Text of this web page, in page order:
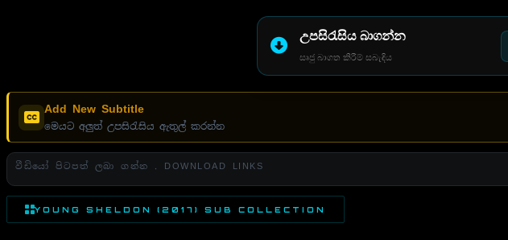
උපසිරැසිය බාගන්න
සෘජු බාගත කිරීම් සබැඳිය
Add New Subtitle
මෙයට අලුත් උපසිරැසිය ඇතුල් කරන්න
වීඩියෝ පිටපත් ලබා ගන්න . DOWNLOAD LINKS
YOUNG SHELDON (2017) SUB COLLECTION